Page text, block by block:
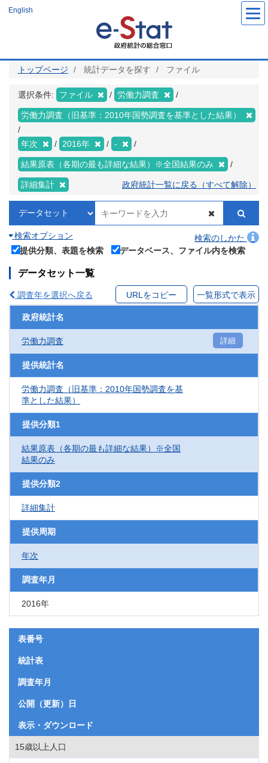
ツ
English
トップページ 統計データを探す ファイル
選択条件: ファイル 労働力調査
労働力調査（旧基準：2010年国勢調査を基準とした結果）
年次 2016年 -
結果原表（各期の最も詳細な結果）※全国結果のみ
詳細集計 政府統計一覧に戻る（すべて解除）
検索オプション
検索のしかた
提供分類、表題を検索
データベース、ファイル内を検索
データセット一覧
調査年を選択へ戻る URLをコピー 一覧形式で表示
政府統計名
労働力調査 詳細
提供統計名
労働力調査（旧基準：2010年国勢調査を基
準とした結果）
提供分類1
結果原表（各期の最も詳細な結果）※全国
結果のみ
提供分類2
詳細集計
提供周期
年次
調査年月
2016年
表番号
統計表
調査年月
公開（更新）日
表示・ダウンロード
15歳以上人口